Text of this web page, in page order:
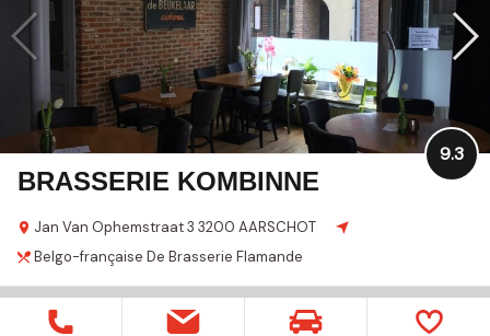
BRASSERIE KOMBINNE
Jan Van Ophemstraat 3 3200 AARSCHOT
9.3
Belgo-française De Brasserie Flamande